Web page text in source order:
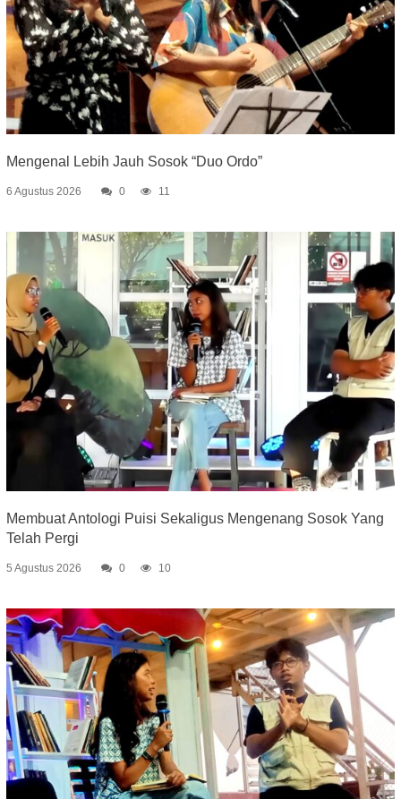
Mengenal Lebih Jauh Sosok “Duo Ordo”
6 Agustus 2026 0 11
Membuat Antologi Puisi Sekaligus Mengenang Sosok Yang
Telah Pergi
5 Agustus 2026 0 10